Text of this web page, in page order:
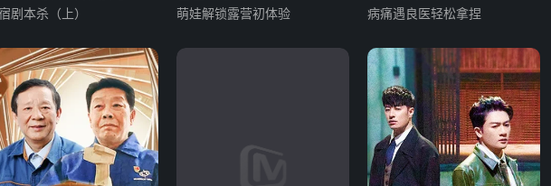
季
剧本杀（上） 萌娃解锁露营初体验 病痛遇良医轻松拿捏